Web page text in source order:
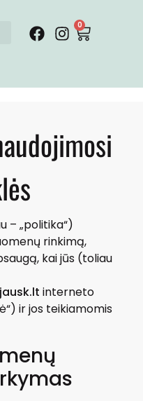
0
– „politika“)
rinkimą,
kai jūs (toliau
interneto
ir jos teikiamomis